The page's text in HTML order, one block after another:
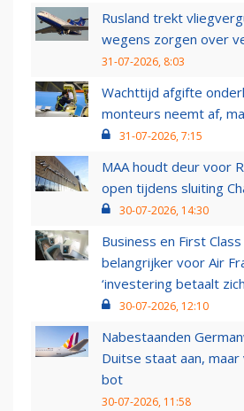
Rusland trekt
wegens zorgen over
31-07-2026, 8:03
Wachttijd afgifte
monteurs neemt af,
31-07-2026, 7:15
MAA houdt deur voor
open tijdens sluiting
30-07-2026, 14:30
Business en First
belangrijker voor Air
‘investering betaalt
30-07-2026, 12:10
Nabestaanden
Duitse staat aan,
bot
30-07-2026, 11:58